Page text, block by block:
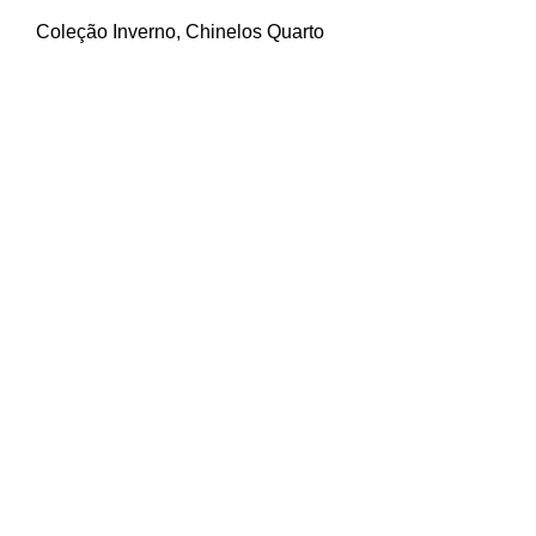
Coleção Inverno, Chinelos Quarto